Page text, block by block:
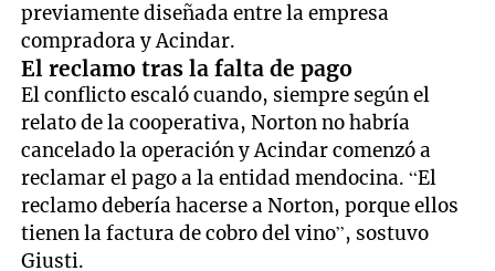
previamente diseñada entre la empresa
compradora y Acindar.
El reclamo tras la falta de pago
El conflicto escaló cuando, siempre según el
relato de la cooperativa, Norton no habría
cancelado la operación y Acindar comenzó a
reclamar el pago a la entidad mendocina. “El
reclamo debería hacerse a Norton, porque ellos
tienen la factura de cobro del vino”, sostuvo
Giusti.